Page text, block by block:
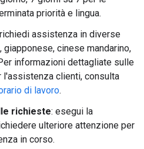
priorità e lingua.
assistenza in diverse
giapponese, cinese mandarino,
informazioni dettagliate sulle
l'assistenza clienti, consulta
di lavoro.
richieste: esegui la
ulteriore attenzione per
in corso.